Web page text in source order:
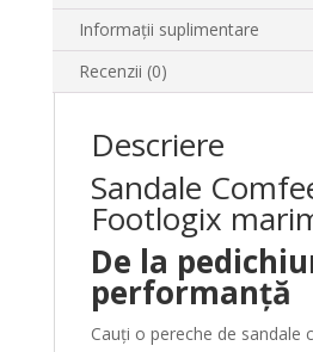
Informații suplimentare
Recenzii (0)
Descriere
Sandale
Footlogix
De la
performanță
Cauți o pereche de sandale